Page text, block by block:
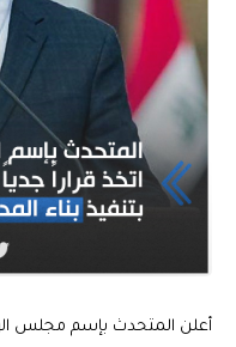
أعلن المتحدث بإسم مجلس